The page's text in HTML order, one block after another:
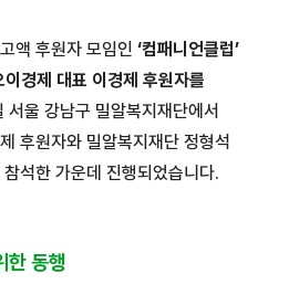
액 후원자 모임인 ‘컴패니언클럽’
경제 대표 이경제 후원자를
서울 강남구 밀알복지재단에서
후원자와 밀알복지재단 정형석
석한 가운데 진행되었습니다.
한 동행